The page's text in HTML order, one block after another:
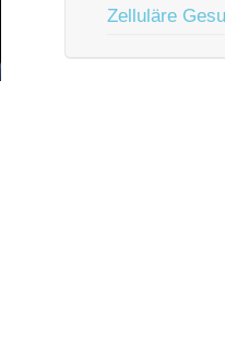
Zelluläre